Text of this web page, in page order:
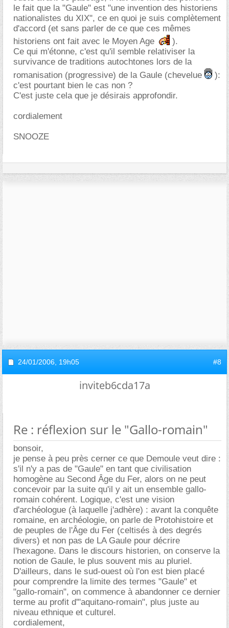
le fait que la "Gaule" est "une invention des historiens
nationalistes du XIX", ce en quoi je suis complètement
d'accord (et sans parler de ce que ces mêmes
historiens ont fait avec le Moyen Age
).
Ce qui m'étonne, c'est qu'il semble relativiser la
survivance de traditions autochtones lors de la
romanisation (progressive) de la Gaule (chevelue
):
c'est pourtant bien le cas non ?
C'est juste cela que je désirais approfondir.
cordialement
SNOOZE
24/01/2006, 19h05 #8
inviteb6cda17a
Re : réflexion sur le "Gallo-romain"
bonsoir,
je pense à peu près cerner ce que Demoule veut dire :
s'il n'y a pas de "Gaule" en tant que civilisation
homogène au Second Âge du Fer, alors on ne peut
concevoir par la suite qu'il y ait un ensemble gallo-
romain cohérent. Logique, c'est une vision
d'archéologue (à laquelle j'adhère) : avant la conquête
romaine, en archéologie, on parle de Protohistoire et
de peuples de l'Âge du Fer (celtisés à des degrés
divers) et non pas de LA Gaule pour décrire
l'hexagone. Dans le discours historien, on conserve la
notion de Gaule, le plus souvent mis au pluriel.
D'ailleurs, dans le sud-ouest où l'on est bien placé
pour comprendre la limite des termes "Gaule" et
"gallo-romain", on commence à abandonner ce dernier
terme au profit d'"aquitano-romain", plus juste au
niveau ethnique et culturel.
cordialement,